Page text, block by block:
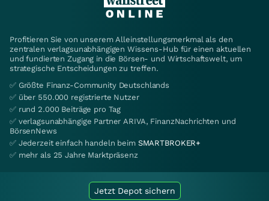
Profitieren Sie von unserem Alleinstellungsmerkmal als den
zentralen verlagsunabhängigen Wissens-Hub für einen aktuellen
und fundierten Zugang in die Börsen- und Wirtschaftswelt, um
strategische Entscheidungen zu treffen.
✅ Größte Finanz-Community Deutschlands
✅ über 550.000 registrierte Nutzer
✅ rund 2.000 Beiträge pro Tag
✅ verlagsunabhängige Partner ARIVA, FinanzNachrichten und
BörsenNews
✅ Jederzeit einfach handeln beim SMARTBROKER+
✅ mehr als 25 Jahre Marktpräsenz
Jetzt Depot sichern